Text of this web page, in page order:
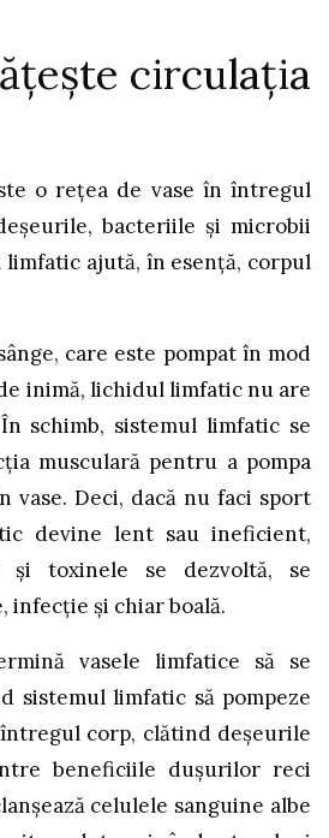
circulația
o rețea de vase în întregul
bacteriile și microbii
limfatic ajută, în esență, corpul
care este pompat în mod
inimă, lichidul limfatic nu are
schimb, sistemul limfatic se
musculară pentru a pompa
Deci, dacă nu faci sport
devine lent sau ineficient,
și toxinele se dezvoltă, se
infecție și chiar boală.
vasele limfatice să se
sistemul limfatic să pompeze
corp, clătind deșeurile
beneficiile dușurilor reci
celulele sanguine albe